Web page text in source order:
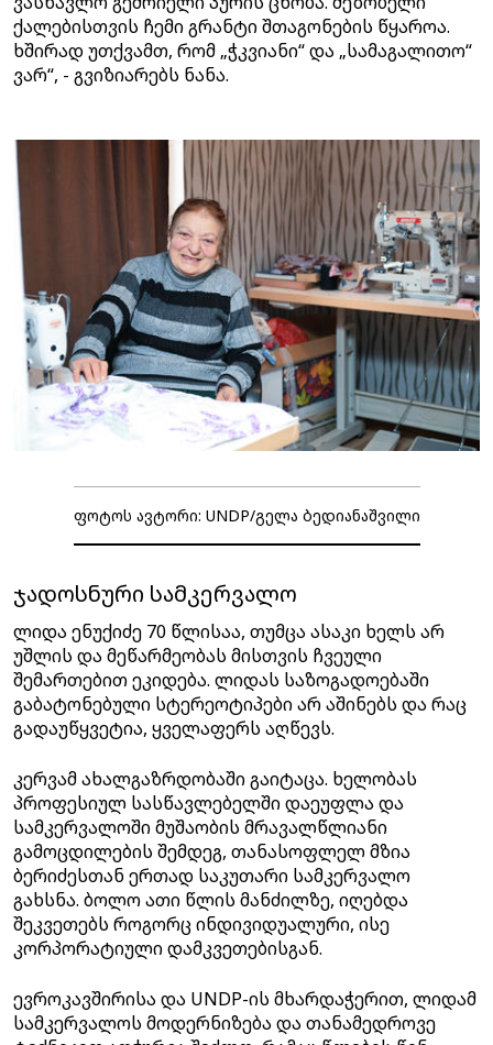
ქალებისთვის ჩემი გრანტი შთაგონების წყაროა.
ხშირად უთქვამთ, რომ „ჭკვიანი“ და „სამაგალითო“
ვარ“, - გვიზიარებს ნანა.
ფოტოს ავტორი: UNDP/გელა ბედიანაშვილი
ჯადოსნური სამკერვალო
ლიდა ენუქიძე 70 წლისაა, თუმცა ასაკი ხელს არ
უშლის და მეწარმეობას მისთვის ჩვეული
შემართებით ეკიდება. ლიდას საზოგადოებაში
გაბატონებული სტერეოტიპები არ აშინებს და რაც
გადაუწყვეტია, ყველაფერს აღწევს.
კერვამ ახალგაზრდობაში გაიტაცა. ხელობას
პროფესიულ სასწავლებელში დაეუფლა და
სამკერვალოში მუშაობის მრავალწლიანი
გამოცდილების შემდეგ, თანასოფლელ მზია
ბერიძესთან ერთად საკუთარი სამკერვალო
გახსნა. ბოლო ათი წლის მანძილზე, იღებდა
შეკვეთებს როგორც ინდივიდუალური, ისე
კორპორატიული დამკვეთებისგან.
ევროკავშირისა და UNDP-ის მხარდაჭერით, ლიდამ
სამკერვალოს მოდერნიზება და თანამედროვე